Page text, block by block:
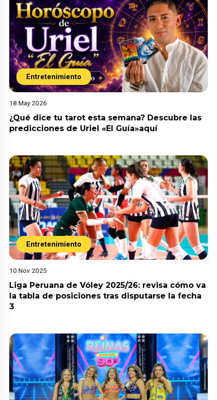
Entretenimiento
18 May 2026
¿Qué dice tu tarot esta semana? Descubre las
predicciones de Uriel «El Guía»aquí
Entretenimiento
10 Nov 2025
Liga Peruana de Vóley 2025/26: revisa cómo va
la tabla de posiciones tras disputarse la fecha
3